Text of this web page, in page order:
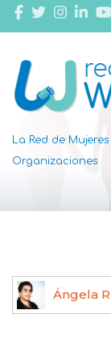
La Red de
Organizaciones
Ángela